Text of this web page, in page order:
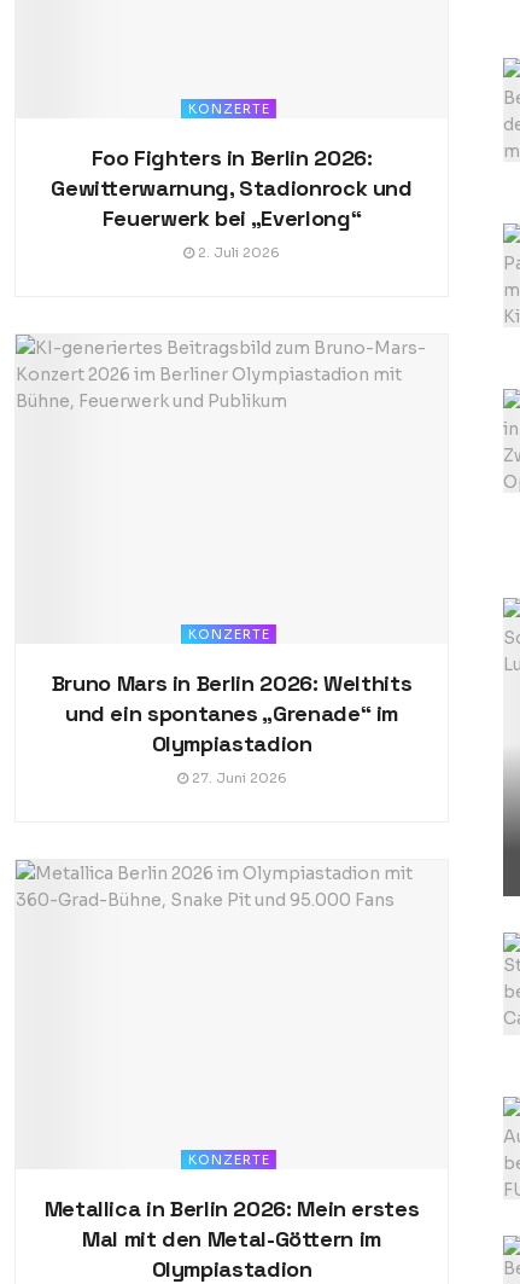
KONZERTE
Foo Fighters in Berlin 2026:
Gewitterwarnung, Stadionrock und
Feuerwerk bei „Everlong“
2. Juli 2026
KONZERTE
Bruno Mars in Berlin 2026: Welthits
und ein spontanes „Grenade“ im
Olympiastadion
27. Juni 2026
KONZERTE
Metallica in Berlin 2026: Mein erstes
Mal mit den Metal-Göttern im
Olympiastadion